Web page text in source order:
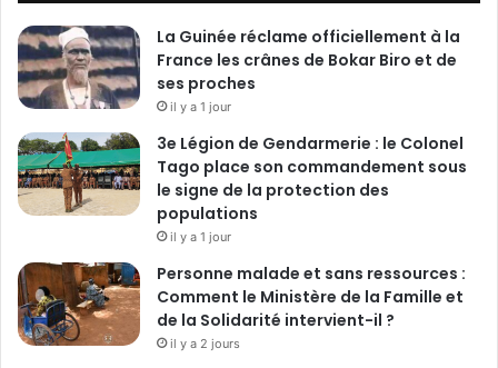
La Guinée réclame officiellement à la
France les crânes de Bokar Biro et de
ses proches
il y a 1 jour
3e Légion de Gendarmerie : le Colonel
Tago place son commandement sous
le signe de la protection des
populations
il y a 1 jour
Personne malade et sans ressources :
Comment le Ministère de la Famille et
de la Solidarité intervient-il ?
il y a 2 jours